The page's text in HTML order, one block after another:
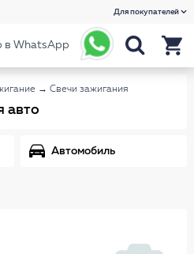
Для покупателей
в WhatsApp
→ Свечи зажигания
авто
Автомобиль